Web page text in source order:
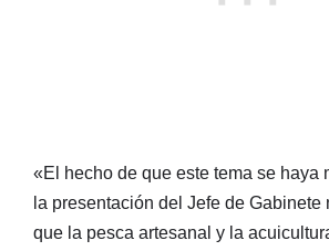
«El hecho de que este tema se haya
la presentación del Jefe de Gabinete
que la pesca artesanal y la